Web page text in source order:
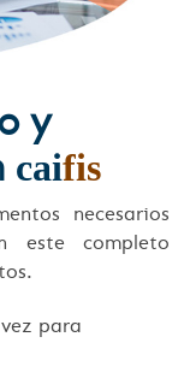
y
caifis
necesarios
este completo
para